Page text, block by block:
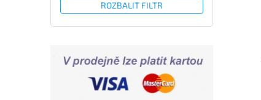
ROZBALIT FILTR